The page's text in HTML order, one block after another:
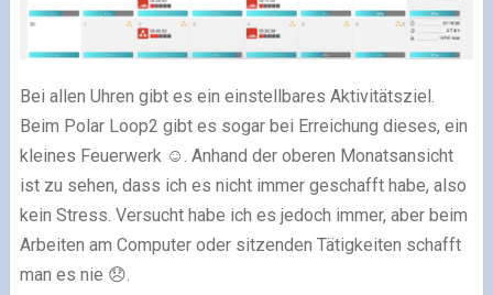
Bei allen Uhren gibt es ein einstellbares Aktivitätsziel.
Beim Polar Loop2 gibt es sogar bei Erreichung dieses, ein
kleines Feuerwerk ☺️. Anhand der oberen Monatsansicht
ist zu sehen, dass ich es nicht immer geschafft habe, also
kein Stress. Versucht habe ich es jedoch immer, aber beim
Arbeiten am Computer oder sitzenden Tätigkeiten schafft
man es nie 😞.